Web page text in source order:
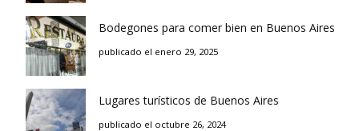
Bodegones para comer bien en Buenos Aires
publicado el enero 29, 2025
Lugares turísticos de Buenos Aires
publicado el octubre 26, 2024